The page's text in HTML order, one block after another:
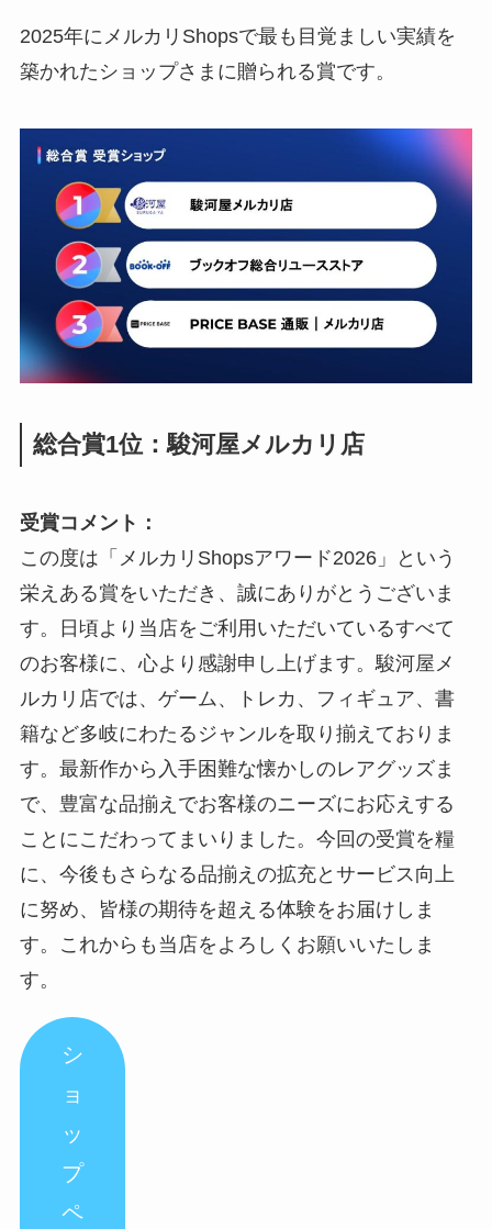
2025年にメルカリShopsで最も目覚ましい実績を
築かれたショップさまに贈られる賞です。
総合賞1位：駿河屋メルカリ店
受賞コメント：
この度は「メルカリShopsアワード2026」という
栄えある賞をいただき、誠にありがとうございま
す。日頃より当店をご利用いただいているすべて
のお客様に、心より感謝申し上げます。駿河屋メ
ルカリ店では、ゲーム、トレカ、フィギュア、書
籍など多岐にわたるジャンルを取り揃えておりま
す。最新作から入手困難な懐かしのレアグッズま
で、豊富な品揃えでお客様のニーズにお応えする
ことにこだわってまいりました。今回の受賞を糧
に、今後もさらなる品揃えの拡充とサービス向上
に努め、皆様の期待を超える体験をお届けしま
す。これからも当店をよろしくお願いいたしま
す。
シ
ョ
ッ
プ
ペ